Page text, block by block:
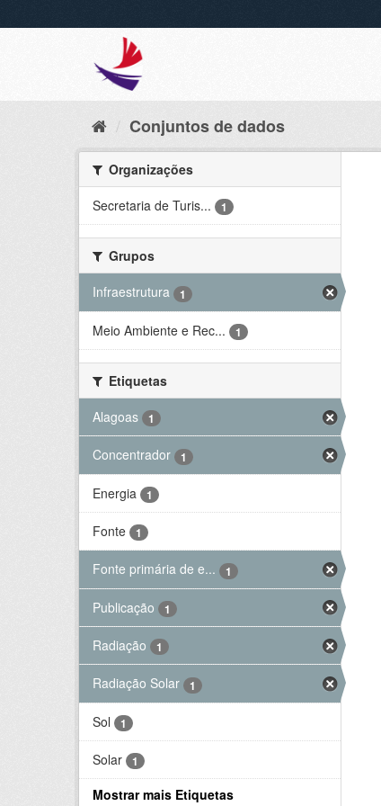
Conjuntos de dados
Organizações
Secretaria de Turis...
1
Grupos
Infraestrutura
1
Meio Ambiente e Rec... 1
Etiquetas
Alagoas
1
Concentrador 1
Energia 1
Fonte 1
Fonte primária de e... 1
Publicação 1
Radiação 1
Radiação Solar 1
Sol 1
Solar 1
Mostrar mais Etiquetas